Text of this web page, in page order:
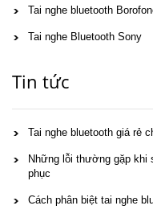
Tai nghe bluetooth
Tai nghe Bluetooth Sony
Tin tức
Tai nghe bluetooth giá rẻ
Những lỗi thường gặp khi
phục
Cách phân biệt tai nghe